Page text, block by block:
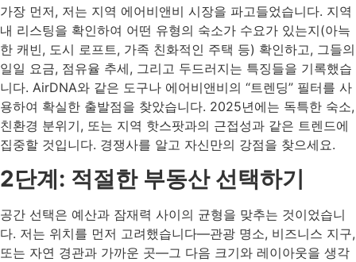
가장 먼저, 저는 지역 에어비앤비 시장을 파고들었습니다. 지역
내 리스팅을 확인하여 어떤 유형의 숙소가 수요가 있는지(아늑
한 캐빈, 도시 로프트, 가족 친화적인 주택 등) 확인하고, 그들의
일일 요금, 점유율 추세, 그리고 두드러지는 특징들을 기록했습
니다. AirDNA와 같은 도구나 에어비앤비의 “트렌딩” 필터를 사
용하여 확실한 출발점을 찾았습니다. 2025년에는 독특한 숙소,
친환경 분위기, 또는 지역 핫스팟과의 근접성과 같은 트렌드에
집중할 것입니다. 경쟁사를 알고 자신만의 강점을 찾으세요.
2단계: 적절한 부동산 선택하기
공간 선택은 예산과 잠재력 사이의 균형을 맞추는 것이었습니
다. 저는 위치를 먼저 고려했습니다—관광 명소, 비즈니스 지구,
또는 자연 경관과 가까운 곳—그 다음 크기와 레이아웃을 생각